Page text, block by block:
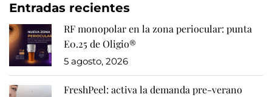
Entradas recientes
RF monopolar en la zona periocular: punta
E0.25 de Oligio®
5 agosto, 2026
FreshPeel: activa la demanda pre-verano